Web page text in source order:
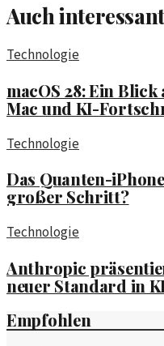
Auch interessant
Technologie
macOS 28: Ein
Mac und KI-
Technologie
Das Quanten-
großer Schritt?
Technologie
Anthropic
neuer Standard in
Empfohlen